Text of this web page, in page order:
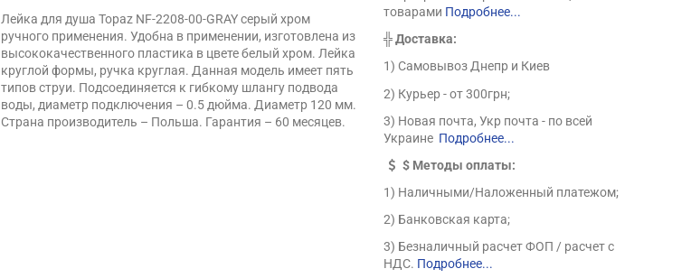
Лейка для душа Topaz NF-2208-00-GRAY серый хром
ручного применения. Удобна в применении, изготовлена из
высококачественного пластика в цвете белый хром. Лейка
круглой формы, ручка круглая. Данная модель имеет пять
типов струи. Подсоединяется к гибкому шлангу подвода
воды, диаметр подключения – 0.5 дюйма. Диаметр 120 мм.
Страна производитель – Польша. Гарантия – 60 месяцев.
товарами Подробнее...
╬Доставка:
1) Самовывоз Днепр и Киев
2) Курьер - от 300грн;
3) Новая почта, Укр почта - по всей
Украине Подробнее...
$ Методы оплаты:
1) Наличными/Наложенный платежом;
2) Банковская карта;
3) Безналичный расчет ФОП / расчет с
НДС. Подробнее...